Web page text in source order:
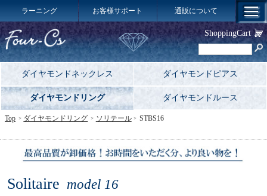
ラーニング お客様サポート 通販について
ダイヤモンドネックレス ダイヤモンドピアス
ダイヤモンドリング ダイヤモンドルース
Solitaire model 16
Top ダイヤモンドリング ソリテール STBS16
ShoppingCart